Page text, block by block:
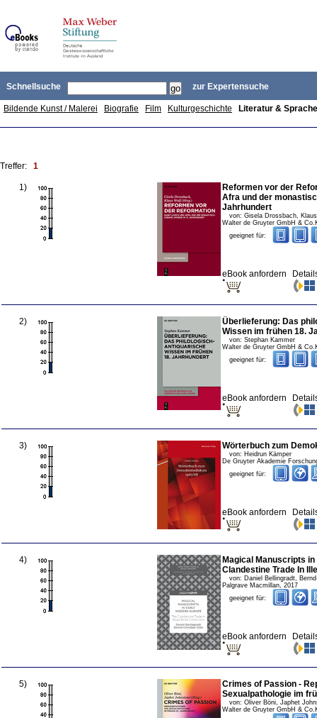
Schnellsuche zur Expertensuche
Bildende Kunst / Malerei Biografie Film Kulturgeschichte Literatur & Sprache
Treffer: 1
1)
Reformen vor der
Afra und der
Jahrhundert
von: Gisela Drossbach,
Walter de Gruyter GmbH &
geeignet für:
eBook anfordern
2)
Überlieferung: Das
Wissen im frühen 18.
von: Stephan Kammer
Walter de Gruyter GmbH &
geeignet für:
eBook anfordern
3) Wörterbuch zum
von: Heidrun Kämper
De Gruyter Akademie
geeignet für:
eBook anfordern
4)
Magical Manuscripts
Clandestine Trade In
von: Daniel Bellingradt,
Palgrave Macmillan, 2017
geeignet für:
eBook anfordern
5)
Crimes of Passion -
Sexualpathologie im
von: Oliver Böni, Japhet
Walter de Gruyter GmbH &